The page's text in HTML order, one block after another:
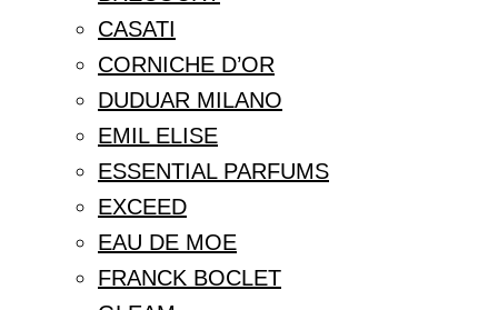
CASATI
CORNICHE D’OR
DUDUAR MILANO
EMIL ELISE
ESSENTIAL PARFUMS
EXCEED
EAU DE MOE
FRANCK BOCLET